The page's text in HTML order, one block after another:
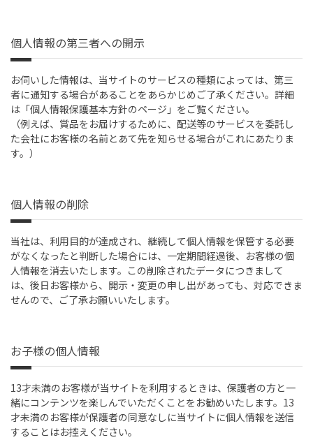
個人情報の第三者への開示
お伺いした情報は、当サイトのサービスの種類によっては、第三
者に通知する場合があることをあらかじめご了承ください。詳細
は「個人情報保護基本方針のページ」をご覧ください。
（例えば、賞品をお届けするために、配送等のサービスを委託し
た会社にお客様の名前とあて先を知らせる場合がこれにあたりま
す。）
個人情報の削除
当社は、利用目的が達成され、継続して個人情報を保管する必要
がなくなったと判断した場合には、一定期間経過後、お客様の個
人情報を消去いたします。この削除されたデータにつきまして
は、後日お客様から、開示・変更の申し出があっても、対応できま
せんので、ご了承お願いいたします。
お子様の個人情報
13才未満のお客様が当サイトを利用するときは、保護者の方と一
緒にコンテンツを楽しんでいただくことをお勧めいたします。13
才未満のお客様が保護者の同意なしに当サイトに個人情報を送信
することはお控えください。